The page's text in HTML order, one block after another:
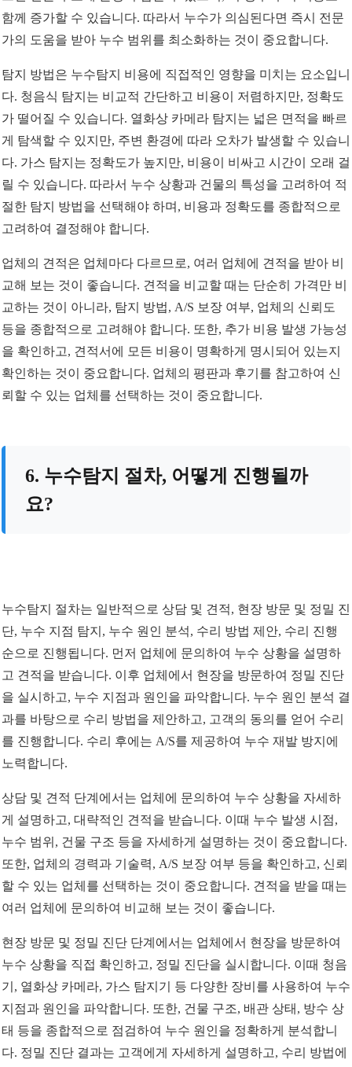
함께 증가할 수 있습니다. 따라서 누수가 의심된다면 즉시 전문
가의 도움을 받아 누수 범위를 최소화하는 것이 중요합니다.
탐지 방법은 누수탐지 비용에 직접적인 영향을 미치는 요소입니
다. 청음식 탐지는 비교적 간단하고 비용이 저렴하지만, 정확도
가 떨어질 수 있습니다. 열화상 카메라 탐지는 넓은 면적을 빠르
게 탐색할 수 있지만, 주변 환경에 따라 오차가 발생할 수 있습니
다. 가스 탐지는 정확도가 높지만, 비용이 비싸고 시간이 오래 걸
릴 수 있습니다. 따라서 누수 상황과 건물의 특성을 고려하여 적
절한 탐지 방법을 선택해야 하며, 비용과 정확도를 종합적으로
고려하여 결정해야 합니다.
업체의 견적은 업체마다 다르므로, 여러 업체에 견적을 받아 비
교해 보는 것이 좋습니다. 견적을 비교할 때는 단순히 가격만 비
교하는 것이 아니라, 탐지 방법, A/S 보장 여부, 업체의 신뢰도
등을 종합적으로 고려해야 합니다. 또한, 추가 비용 발생 가능성
을 확인하고, 견적서에 모든 비용이 명확하게 명시되어 있는지
확인하는 것이 중요합니다. 업체의 평판과 후기를 참고하여 신
뢰할 수 있는 업체를 선택하는 것이 중요합니다.
6. 누수탐지 절차, 어떻게 진행될까
요?
누수탐지 절차는 일반적으로 상담 및 견적, 현장 방문 및 정밀 진
단, 누수 지점 탐지, 누수 원인 분석, 수리 방법 제안, 수리 진행
순으로 진행됩니다. 먼저 업체에 문의하여 누수 상황을 설명하
고 견적을 받습니다. 이후 업체에서 현장을 방문하여 정밀 진단
을 실시하고, 누수 지점과 원인을 파악합니다. 누수 원인 분석 결
과를 바탕으로 수리 방법을 제안하고, 고객의 동의를 얻어 수리
를 진행합니다. 수리 후에는 A/S를 제공하여 누수 재발 방지에
노력합니다.
상담 및 견적 단계에서는 업체에 문의하여 누수 상황을 자세하
게 설명하고, 대략적인 견적을 받습니다. 이때 누수 발생 시점,
누수 범위, 건물 구조 등을 자세하게 설명하는 것이 중요합니다.
또한, 업체의 경력과 기술력, A/S 보장 여부 등을 확인하고, 신뢰
할 수 있는 업체를 선택하는 것이 중요합니다. 견적을 받을 때는
여러 업체에 문의하여 비교해 보는 것이 좋습니다.
현장 방문 및 정밀 진단 단계에서는 업체에서 현장을 방문하여
누수 상황을 직접 확인하고, 정밀 진단을 실시합니다. 이때 청음
기, 열화상 카메라, 가스 탐지기 등 다양한 장비를 사용하여 누수
지점과 원인을 파악합니다. 또한, 건물 구조, 배관 상태, 방수 상
태 등을 종합적으로 점검하여 누수 원인을 정확하게 분석합니
다. 정밀 진단 결과는 고객에게 자세하게 설명하고, 수리 방법에